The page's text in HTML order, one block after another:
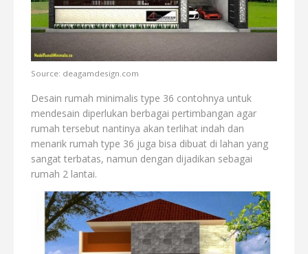
Source: deagamdesign.com
Desain rumah minimalis type 36 contohnya untuk
mendesain diperlukan berbagai pertimbangan agar
rumah tersebut nantinya akan terlihat indah dan
menarik rumah type 36 juga bisa dibuat di lahan yang
sangat terbatas, namun dengan dijadikan sebagai
rumah 2 lantai.